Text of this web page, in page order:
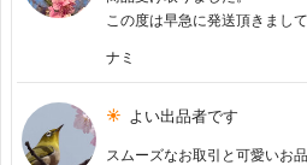
この度は早急に発送頂きまし
ナミ
よい出品者です
スムーズなお取引と可愛いお